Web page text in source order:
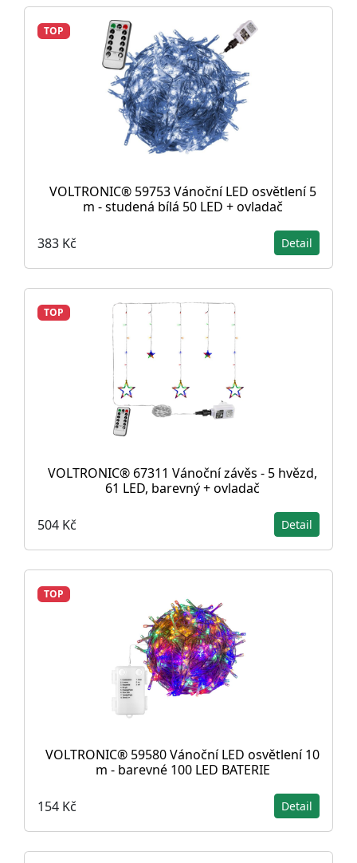
TOP
VOLTRONIC® 59753 Vánoční LED osvětlení 5
m - studená bílá 50 LED + ovladač
383 Kč Detail
TOP
VOLTRONIC® 67311 Vánoční závěs - 5 hvězd,
61 LED, barevný + ovladač
504 Kč Detail
TOP
VOLTRONIC® 59580 Vánoční LED osvětlení 10
m - barevné 100 LED BATERIE
154 Kč Detail